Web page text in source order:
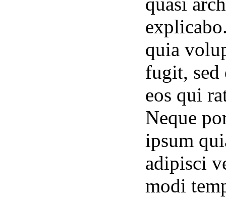
quia
fugit, sed
eos qui
Neque
ipsum
adipisci
modi